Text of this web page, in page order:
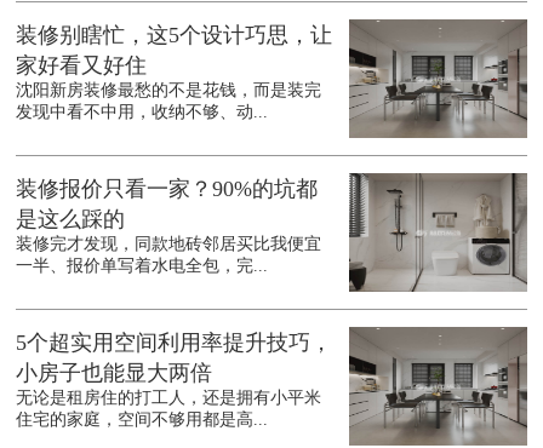
装修别瞎忙，这5个设计巧思，让
家好看又好住
沈阳新房装修最愁的不是花钱，而是装完
发现中看不中用，收纳不够、动...
装修报价只看一家？90%的坑都
是这么踩的
装修完才发现，同款地砖邻居买比我便宜
一半、报价单写着水电全包，完...
5个超实用空间利用率提升技巧，
小房子也能显大两倍
无论是租房住的打工人，还是拥有小平米
住宅的家庭，空间不够用都是高...